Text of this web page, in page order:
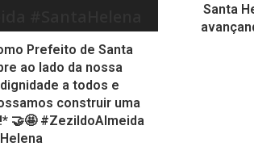
Prefeito de Santa
ao lado da nossa
a todos e
construir uma
🤝🤩 #ZezildoAlmeida
Santa